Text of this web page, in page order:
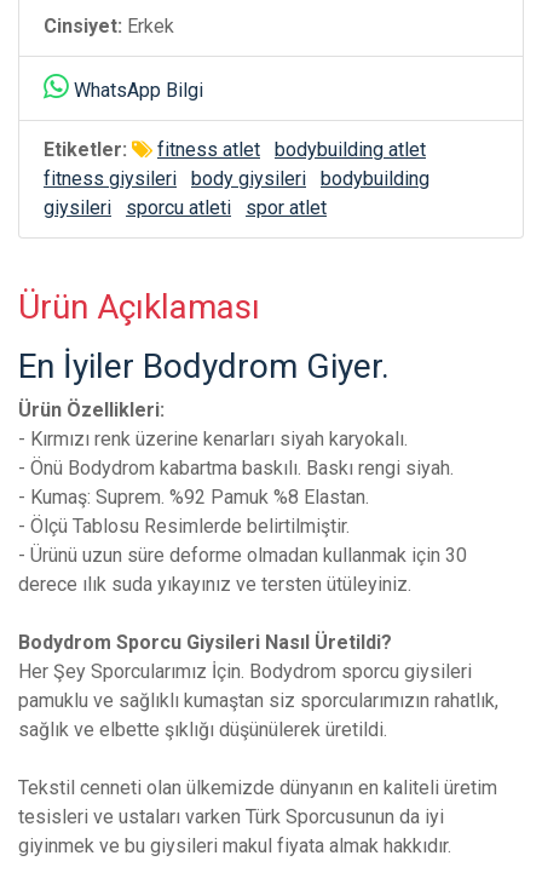
Cinsiyet: Erkek
WhatsApp Bilgi
Etiketler: fitness atlet
bodybuilding atlet
fitness giysileri
body giysileri
bodybuilding
giysileri
sporcu atleti spor atlet
Ürün Açıklaması
En İyiler Bodydrom Giyer.
Ürün Özellikleri:
- Kırmızı renk üzerine kenarları siyah karyokalı.
- Önü Bodydrom kabartma baskılı. Baskı rengi siyah.
- Kumaş: Suprem. %92 Pamuk %8 Elastan.
- Ölçü Tablosu Resimlerde belirtilmiştir.
- Ürünü uzun süre deforme olmadan kullanmak için 30
derece ılık suda yıkayınız ve tersten ütüleyiniz.
Bodydrom Sporcu Giysileri Nasıl Üretildi?
Her Şey Sporcularımız İçin. Bodydrom sporcu giysileri
pamuklu ve sağlıklı kumaştan siz sporcularımızın rahatlık,
sağlık ve elbette şıklığı düşünülerek üretildi.
Tekstil cenneti olan ülkemizde dünyanın en kaliteli üretim
tesisleri ve ustaları varken Türk Sporcusunun da iyi
giyinmek ve bu giysileri makul fiyata almak hakkıdır.